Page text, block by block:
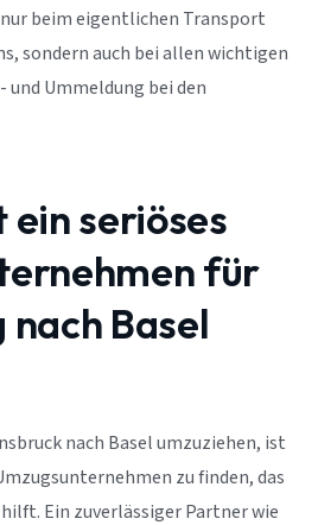
beim eigentlichen Transport
sondern auch bei allen wichtigen
Ummeldung bei den
ein seriöses
für
nach Basel
nach Basel umzuziehen, ist
zu finden, das
Ein zuverlässiger Partner wie